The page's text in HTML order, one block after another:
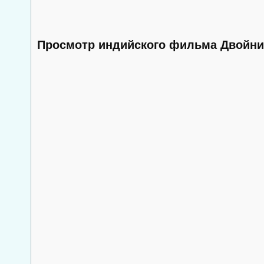
Просмотр индийского фильма